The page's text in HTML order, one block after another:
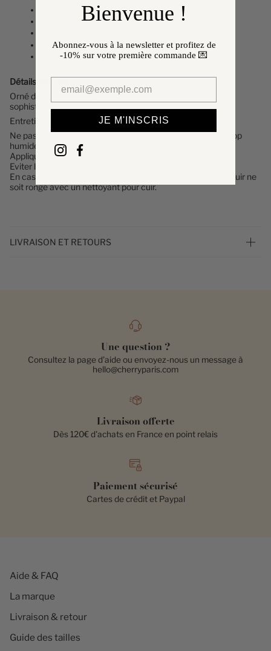
Clous à la base du sac.
Séparation intérieure avec fermeture éclaire.
Poche zippée au dos.
Dimension: 27x23,5x12cm
Détails
Orné de clous élégants, ce sac noir intemporel allie rock et
sophistication pour un style affirmé.
Entretien
Ne pas laisser son sac à main dans des environnements trop
humides ou trop chauds.
Appliquer un imperméabilisant avant toute utilisation.
Eviter les frottements avec des textiles bruts.
En cas de taches, le traiter au plus vite afin d'éviter que le cuir ne
soit rongé avec un nettoyant pour cuir.
LIVRAISON ET RETOURS
Une question ?
Consultez la page d'aide ou envoyez-nous un message à
hello@cherryparis.com
Livraison offerte
Dès 120€ d'achats en France en point relais
Paiement sécurisé
Cartes de crédit et Paypal
Aide & FAQ
La marque
Livraison & retour
Guide des tailles
Bienvenue !
Abonnez-vous à la newsletter et profitez de
-10% sur votre première commande 💌
JE M'INSCRIS